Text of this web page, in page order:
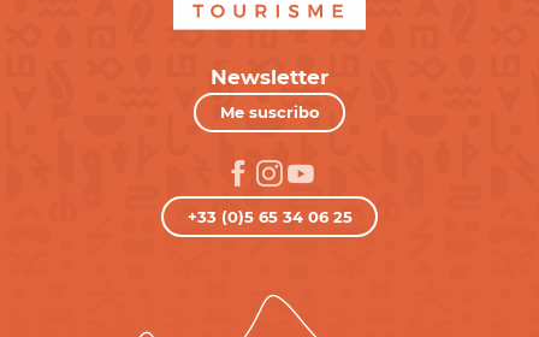
Newsletter
Me suscribo
+33 (0)5 65 34 06 25